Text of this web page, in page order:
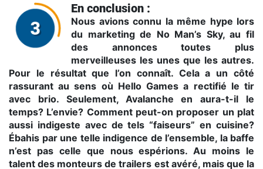
En conclusion :
Nous avions connu la même hype lors
du marketing de No Man’s Sky, au fil
des annonces toutes plus
merveilleuses les unes que les autres.
Pour le résultat que l’on connaît. Cela a un côté
rassurant au sens où Hello Games a rectifié le tir
avec brio. Seulement, Avalanche en aura-t-il le
temps? L’envie? Comment peut-on proposer un plat
aussi indigeste avec de tels “faiseurs” en cuisine?
Ébahis par une telle indigence de l’ensemble, la baffe
n’est pas celle que nous espérions. Au moins le
talent des monteurs de trailers est avéré, mais que la